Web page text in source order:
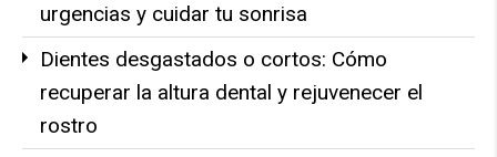
urgencias y cuidar tu sonrisa
Dientes desgastados o cortos: Cómo
recuperar la altura dental y rejuvenecer el
rostro